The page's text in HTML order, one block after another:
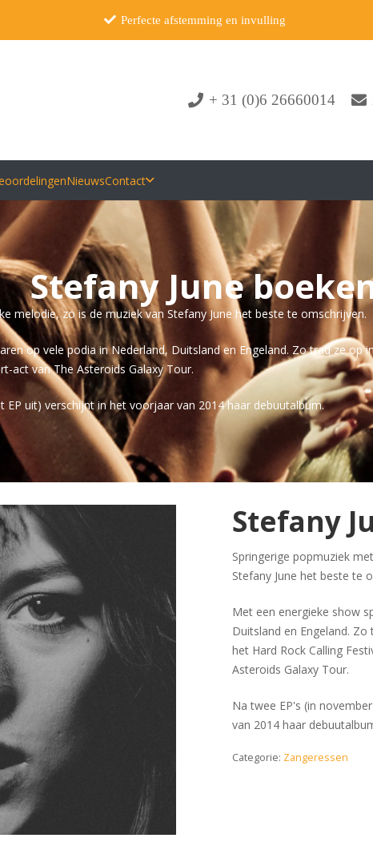
Perfecte afstemming en invulling
+ 31 (0)6 26660014
NieuwsContact
Stefany June
melodie, zo is de muziek van Stefany June het beste te omschrijven.
op vele podia in Nederland, Duitsland en Engeland. Zo trad ze op
act van The Asteroids Galaxy Tour.
EP uit) verschijnt in het voorjaar van 2014 haar debuutalbum.
Stefany
Springerige popmuziek
Stefany June het beste te
Met een energieke show
Duitsland en Engeland.
het Hard Rock Calling
Asteroids Galaxy Tour.
Na twee EP's (in
van 2014 haar
Categorie: Zangeressen